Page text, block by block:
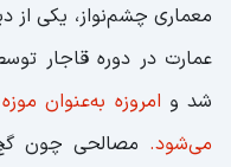
معماری چشم‌نواز، یکی از
عمارت در دوره قاجار
شد و امروزه به‌عنوان
می‌شود. مصالحی چون